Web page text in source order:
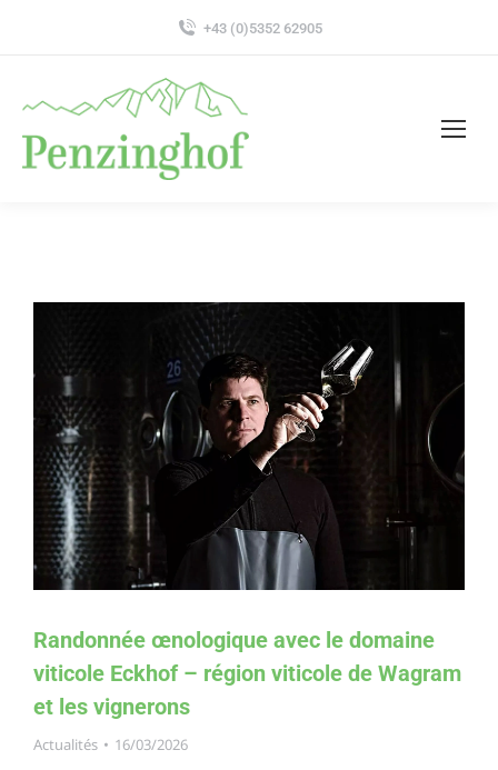
+43 (0)5352 62905
Randonnée œnologique avec le domaine
viticole Eckhof – région viticole de Wagram
et les vignerons
Actualités 16/03/2026